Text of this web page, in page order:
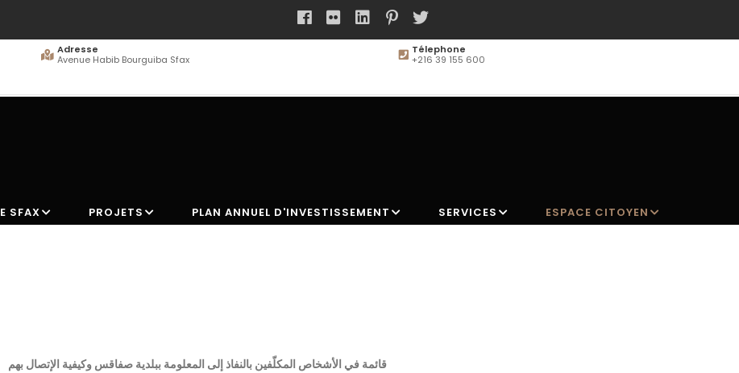
Adresse
Avenue Habib Bourguiba Sfax
Télephone
+216 39 155 600
NAVIGATION
SFAX PROJETS PLAN ANNUEL D'INVESTISSEMENT SERVICES ESPACE CITOYEN
قائمة في الأشخاص المكلّفين بالنفاذ إلى المعلومة ببلدية صفاقس وكيفية الإتصال بهم